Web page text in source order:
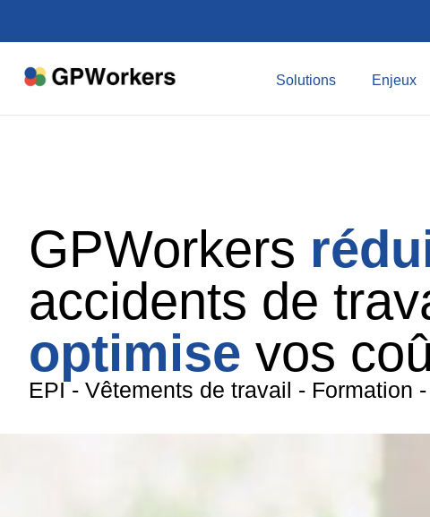
Solutions Enjeux
GPWorkers
accidents de
optimise vos
EPI - Vêtements de travail - Formation